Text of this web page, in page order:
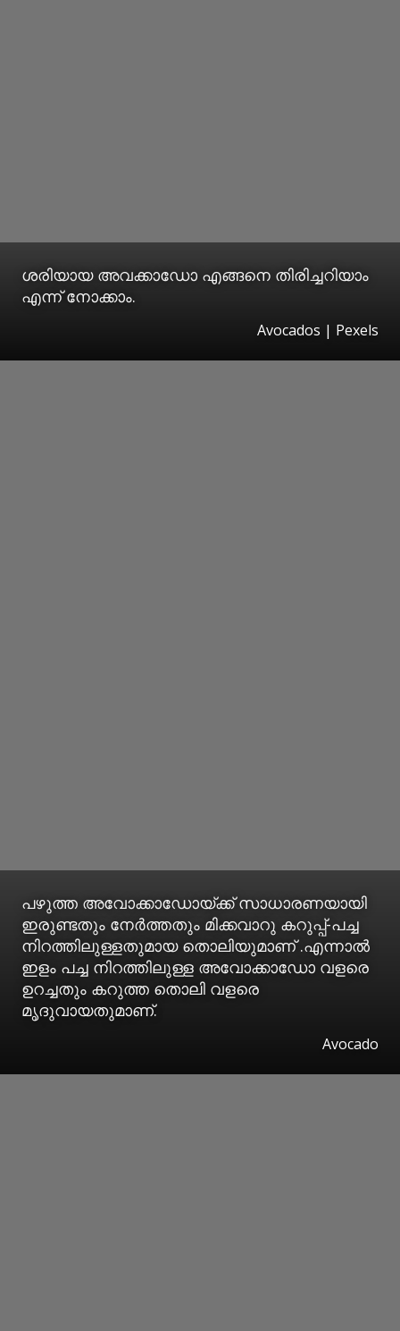
ശരിയായ അവക്കാഡോ എങ്ങനെ തിരിച്ചറിയാം
എന്ന് നോക്കാം.
Avocados | Pexels
പഴുത്ത അവോക്കാഡോയ്ക്ക് സാധാരണയായി
ഇരുണ്ടതും നേർത്തതും മിക്കവാറു കറുപ്പ്-പച്ച
നിറത്തിലുള്ളതുമായ തൊലിയുമാണ് .എന്നാൽ
ഇളം പച്ച നിറത്തിലുള്ള അവോക്കാഡോ വളരെ
ഉറച്ചതും കറുത്ത തൊലി വളരെ
മൃദുവായതുമാണ്.
Avocado